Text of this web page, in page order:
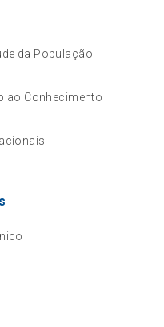
da População
ao Conhecimento